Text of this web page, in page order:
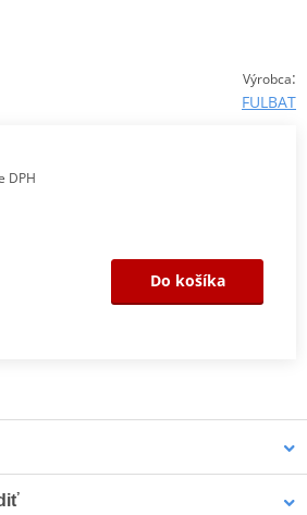
Výrobca:
FULBAT
DPH
Do košíka